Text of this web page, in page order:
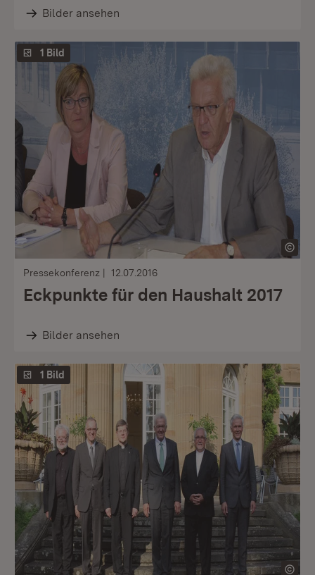
Bilder ansehen
1 Bild
Pressekonferenz 12.07.2016
Eckpunkte für den Haushalt 2017
Bilder ansehen
1 Bild